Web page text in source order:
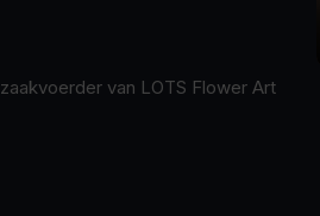
zaakvoerder van LOTS Flower Art